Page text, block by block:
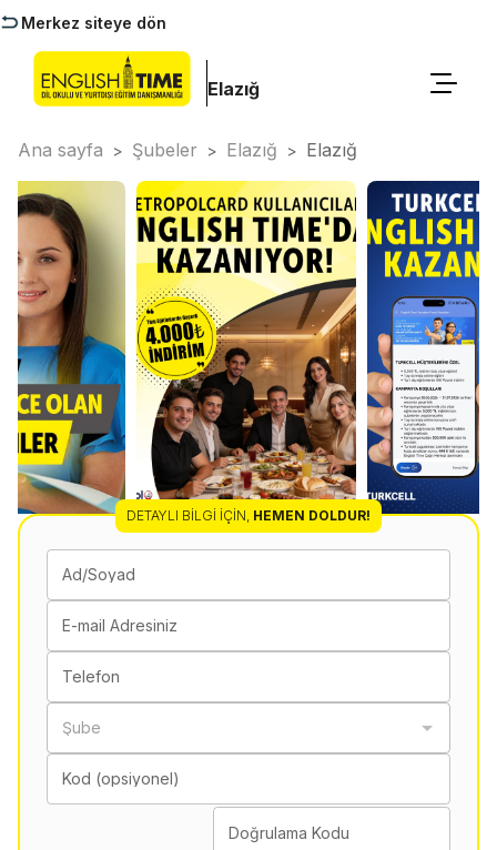
Merkez siteye dön
Elazığ
Ana sayfa > Şubeler > Elazığ > Elazığ
DETAYLI BILGI İÇIN, HEMEN DOLDUR!
Ad/Soyad
E-mail Adresiniz
Telefon
Şube
Kod (opsiyonel)
Doğrulama Kodu